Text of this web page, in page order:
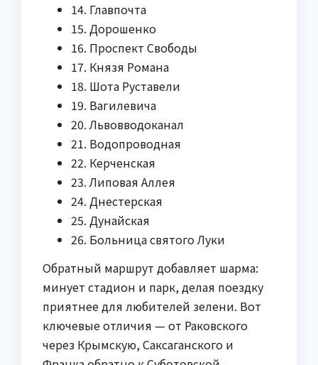
14. Главпочта
15. Дорошенко
16. Проспект Свободы
17. Князя Романа
18. Шота Руставели
19. Вагилевича
20. Львовводоканал
21. Водопроводная
22. Керченская
23. Липовая Аллея
24. Днестерская
25. Дунайская
26. Больница святого Луки
Обратный маршрут добавляет шарма:
минует стадион и парк, делая поездку
приятнее для любителей зелени. Вот
ключевые отличия — от Раковского
через Крымскую, Саксаганского и